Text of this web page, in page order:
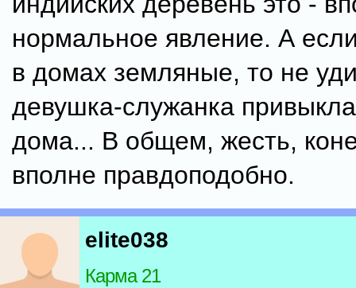
нормальное явление. А
в домах земляные, то не
девушка-служанка
дома... В общем, жесть,
вполне правдоподобно.
elite038
Карма 21